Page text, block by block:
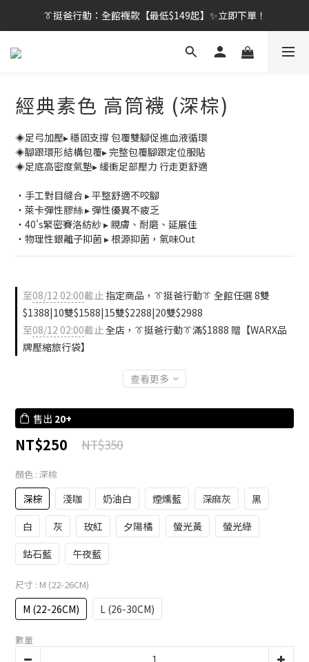
👔挺爸行動：全館襪款【最低$149起】✨立即下單！
👔挺爸行動：全館襪款【最低$149起】✨立即下單！
👔挺爸滿額贈：滿$1888就送💎品牌壓縮旅行袋！
👔挺爸行動：全館襪款【最低$149起】✨立即下單！
經典素色 高筒襪 (深棕)
◈足弓加壓▸ 穩固支撐 包覆雙腳促進血液循環
◈腳跟環形結構包覆▸ 完整包覆腳跟定位服貼
◈足底高密度氣墊▸ 緩衝足部壓力 行走更舒適
・手工對目縫合 ▸ 平整舒適不咬腳
・萊卡彈性膠絲 ▸ 彈性優異不疲乏
・40's緊密賽洛紡紗 ▸ 親膚、耐磨、延展佳
・物理性銀離子抑菌 ▸ 根源抑菌，氣味Out
至08/12 02:00截止 指定商品，👔挺爸行動👔 全館任選 8雙
$1388|10雙$1588|15雙$2288|20雙$2988
至08/12 02:00截止全店，👔挺爸行動👔滿$1888 贈【WARX品
牌壓縮旅行袋】
查看更多
售出 20+
NT$250 NT$350
顏色 : 深棕
深棕 淺咖 奶油白 煙燻藍 深麻灰
黑
白
灰 玫紅 夕陽橘 螢光黃
螢光綠
鈷石藍
午夜藍
尺寸 : M (22-26CM)
M (22-26CM) L (26-30CM)
數量